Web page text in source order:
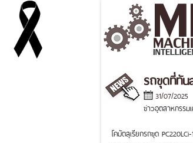
รถขุดที่ทัน
31/07/2025
ข่าวอุตสาหกรรม
โคมัตสุเรียกรถขุด